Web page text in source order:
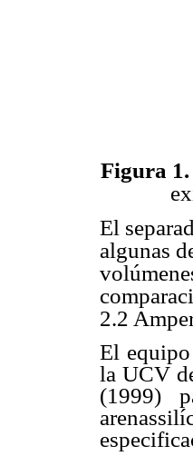
Figura 1.
El
algunas
2.2
El equipo
la UCV
(1999)